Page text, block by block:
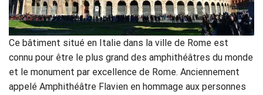
Ce bâtiment situé en Italie dans la ville de Rome est
connu pour être le plus grand des amphithéâtres du monde
et le monument par excellence de Rome. Anciennement
appelé Amphithéâtre Flavien en hommage aux personnes